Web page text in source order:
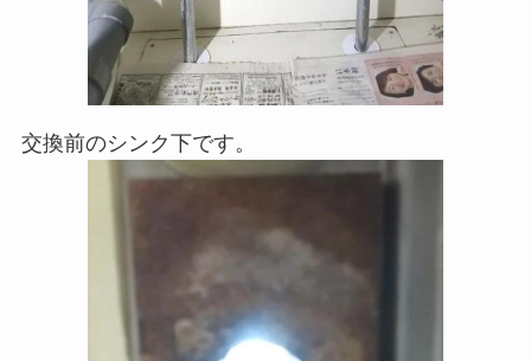
交換前のシンク下です。